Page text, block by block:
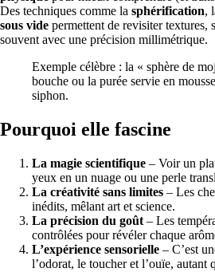
Des techniques comme la sphérification,
sous vide permettent de revisiter textures,
souvent avec une précision millimétrique.
Exemple célèbre : la « sphère de
bouche ou la purée servie en
siphon.
Pourquoi elle fascine
La magie scientifique – Voir un
yeux en un nuage ou une perle
La créativité sans limites – Les
inédits, mêlant art et science.
La précision du goût – Les
contrôlées pour révéler chaque
L’expérience sensorielle – C’est
l’odorat, le toucher et l’ouïe, autant